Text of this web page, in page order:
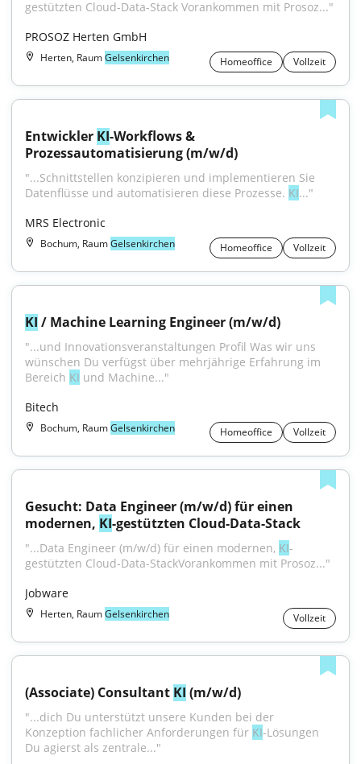
gestützten Cloud-Data-Stack Vorankommen mit Prosoz..."
PROSOZ Herten GmbH
Herten, RaumGelsenkirchen Homeoffice Vollzeit
Entwickler KI-Workflows &
Prozessautomatisierung (m/w/d)
"...Schnittstellen konzipieren und implementieren Sie
Datenflüsse und automatisieren diese Prozesse. KI..."
MRS Electronic
Bochum, RaumGelsenkirchen Homeoffice Vollzeit
KI / Machine Learning Engineer (m/w/d)
"...und Innovationsveranstaltungen Profil Was wir uns
wünschen Du verfügst über mehrjährige Erfahrung im
Bereich KI und Machine..."
Bitech
Bochum, RaumGelsenkirchen Homeoffice Vollzeit
Gesucht: Data Engineer (m/w/d) für einen
modernen, KI-gestützten Cloud-Data-Stack
"...Data Engineer (m/w/d) für einen modernen, KI-
gestützten Cloud-Data-StackVorankommen mit Prosoz..."
Jobware
Herten, RaumGelsenkirchen Vollzeit
(Associate) Consultant KI (m/w/d)
"...dich Du unterstützt unsere Kunden bei der
Konzeption fachlicher Anforderungen für KI-Lösungen
Du agierst als zentrale..."